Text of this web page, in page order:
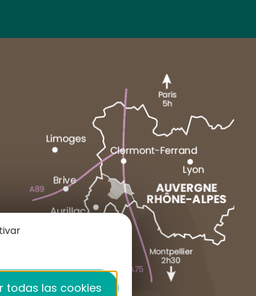
NEUSSARGUES
1 place du Cézallier
contact@hautesterrestourisme.fr
todas las cookies